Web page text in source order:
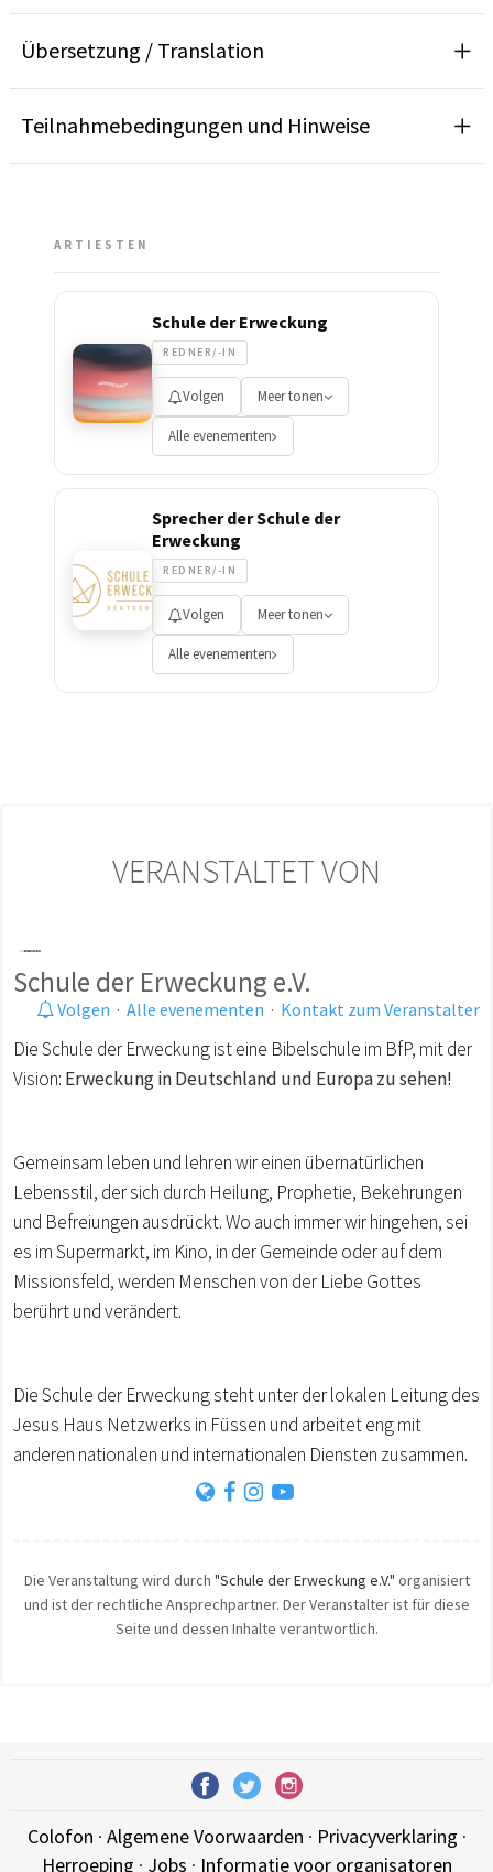
Übersetzung / Translation
Teilnahmebedingungen und Hinweise
ARTIESTEN
Schule der Erweckung
REDNER/-IN
Volgen Meer tonen
Alle evenementen
Sprecher der Schule der
Erweckung
REDNER/-IN
Volgen Meer tonen
Alle evenementen
VERANSTALTET VON
Schule der Erweckung e.V.
Volgen · Alle evenementen · Kontakt zum Veranstalter
Die Schule der Erweckung ist eine Bibelschule im BfP, mit der
Vision: Erweckung in Deutschland und Europa zu sehen!
Gemeinsam leben und lehren wir einen übernatürlichen
Lebensstil, der sich durch Heilung, Prophetie, Bekehrungen
und Befreiungen ausdrückt. Wo auch immer wir hingehen, sei
es im Supermarkt, im Kino, in der Gemeinde oder auf dem
Missionsfeld, werden Menschen von der Liebe Gottes
berührt und verändert.
Die Schule der Erweckung steht unter der lokalen Leitung des
Jesus Haus Netzwerks in Füssen und arbeitet eng mit
anderen nationalen und internationalen Diensten zusammen.
Die Veranstaltung wird durch "Schule der Erweckung e.V." organisiert
und ist der rechtliche Ansprechpartner. Der Veranstalter ist für diese
Seite und dessen Inhalte verantwortlich.
Colofon · Algemene Voorwaarden · Privacyverklaring ·
Herroeping · Jobs · Informatie voor organisatoren